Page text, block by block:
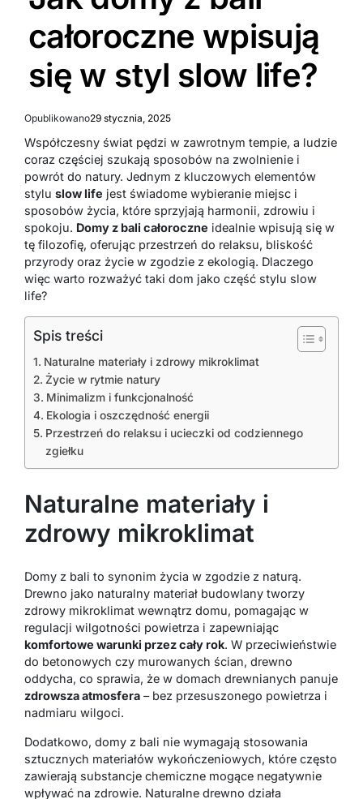
całoroczne wpisują
się w styl slow life?
Opublikowano29 stycznia, 2025
Współczesny świat pędzi w zawrotnym tempie, a ludzie
coraz częściej szukają sposobów na zwolnienie i
powrót do natury. Jednym z kluczowych elementów
stylu slow life jest świadome wybieranie miejsc i
sposobów życia, które sprzyjają harmonii, zdrowiu i
spokoju. Domy z bali całoroczne idealnie wpisują się w
tę filozofię, oferując przestrzeń do relaksu, bliskość
przyrody oraz życie w zgodzie z ekologią. Dlaczego
więc warto rozważyć taki dom jako część stylu slow
life?
Spis treści
Naturalne materiały i zdrowy mikroklimat
Życie w rytmie natury
Minimalizm i funkcjonalność
Ekologia i oszczędność energii
Przestrzeń do relaksu i ucieczki od codziennego
zgiełku
Naturalne materiały i
zdrowy mikroklimat
Domy z bali to synonim życia w zgodzie z naturą.
Drewno jako naturalny materiał budowlany tworzy
zdrowy mikroklimat wewnątrz domu, pomagając w
regulacji wilgotności powietrza i zapewniając
komfortowe warunki przez cały rok. W przeciwieństwie
do betonowych czy murowanych ścian, drewno
oddycha, co sprawia, że w domach drewnianych panuje
zdrowsza atmosfera – bez przesuszonego powietrza i
nadmiaru wilgoci.
Dodatkowo, domy z bali nie wymagają stosowania
sztucznych materiałów wykończeniowych, które często
zawierają substancje chemiczne mogące negatywnie
wpływać na zdrowie. Naturalne drewno działa